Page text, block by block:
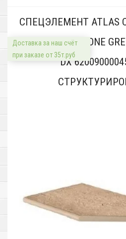
СПЕЦЭЛЕМЕНТ ATLAS
SUPERNOVA STONE
DX
Доставка за наш счёт
при заказе от 35т.руб